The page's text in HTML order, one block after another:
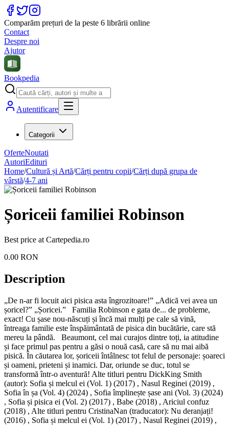
Comparăm prețuri de la peste 6 librării online
Contact
Despre noi
Ajutor
Bookpedia
Autentificare
Categorii
OferteNoutati
AutoriEdituri
Home/Cultură și Artă/Cărți pentru copii/Cărți după grupa de
vârstă/4-7 ani
Șoriceii familiei Robinson
Best price at Cartepedia.ro
0.00 RON
Description
„De n-ar fi locuit aici pisica asta îngrozitoare!” „Adică vei avea un
șoricel?” „Șoricei.” Familia Robinson e gata de... de probleme,
exact! Cu șase nou-născuți și încă mai mulți pe cale să vină,
întreaga familie este înspăimântată de pisica din bucătărie, care stă
mereu la pândă. Beaumont, cel mai curajos dintre toți, ia atitudine
și face primul pas pentru a găsi o nouă casă, care să nu mai aibă
pisică. În căutarea lor, șoriceii întâlnesc tot felul de personaje: șoareci
și oameni, prieteni și inamici. Dar, oriunde se duc, totul se
transformă într-o aventură! Alte titluri pentru DickKing Smith
(autor): Sofia și melcul ei (Vol. 1) (2017) , Nasul Reginei (2019) ,
Sofia în șa (Vol. 4) (2024) , Sofia împlinește șase ani (Vol. 3) (2024)
, Sofia și pisica ei (Vol. 2) (2017) , Babe (2018) , Ariciul confuz
(2018) , Alte titluri pentru CristinaNan (traducator): Nu deranjați!
(2016) , Sofia și melcul ei (Vol. 1) (2017) , Nasul Reginei (2019) ,